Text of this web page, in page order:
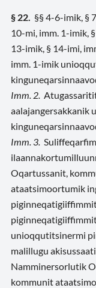
§ 22. §§ 4-6-imik, §
10-mi, imm. 1-imik,
13-imik, § 14-imi,
imm. 1-imik
Imm. 2.
aalajangersakkanik
Imm. 3.
Oqartussanit,
ataatsimoortumik
unioqqutitsinermi
malillugu
Namminersorlutik
kommunit